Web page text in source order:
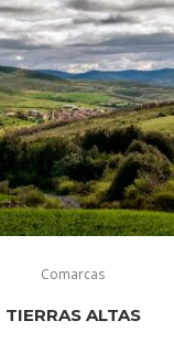
Comarcas
TIERRAS ALTAS